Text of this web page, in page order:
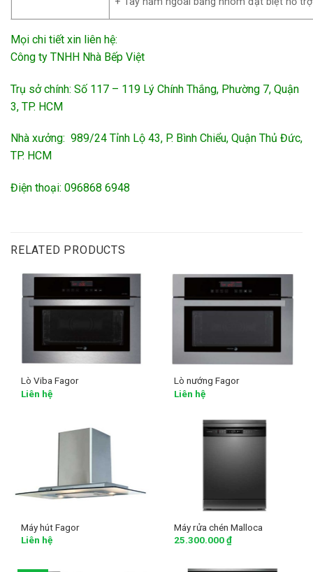
Mọi chi tiết xin liên hệ:
Công ty TNHH Nhà Bếp Việt
Trụ sở chính: Số 117 – 119 Lý Chính Thắng, Phường 7, Quận
3, TP. HCM
Nhà xưởng: 989/24 Tỉnh Lộ 43, P. Bình Chiểu, Quận Thủ Đức,
TP. HCM
Điện thoại: 096868 6948
RELATED PRODUCTS
Lò Viba Fagor
Liên hệ
Lò nướng Fagor
Liên hệ
Máy hút Fagor
Liên hệ
Máy rửa chén Malloca
25.300.000₫